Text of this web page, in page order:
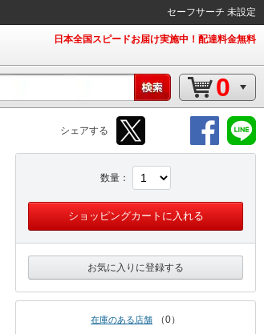
セーフサーチ 未設定
日本全国スピードお届け実施中！配達料金無料
0
シェアする
数量
ショッピングカートに入れる
お気に入りに登録する
在庫のある店舗
0